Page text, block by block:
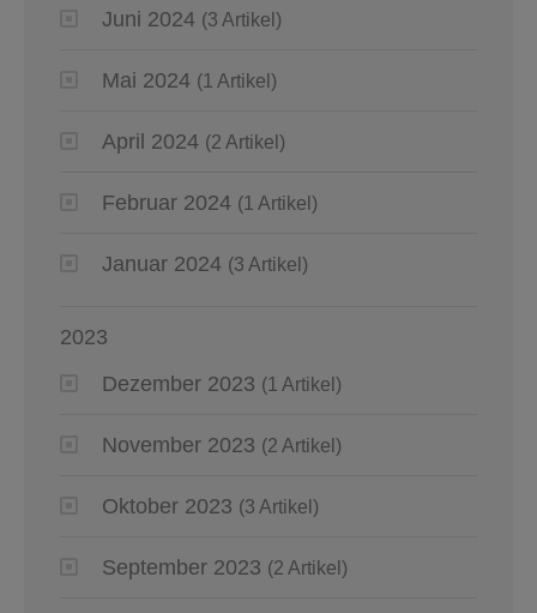
Juni 2024 (3 Artikel)
Mai 2024 (1 Artikel)
April 2024 (2 Artikel)
Februar 2024 (1 Artikel)
Januar 2024 (3 Artikel)
2023
Dezember 2023 (1 Artikel)
November 2023 (2 Artikel)
Oktober 2023 (3 Artikel)
September 2023 (2 Artikel)